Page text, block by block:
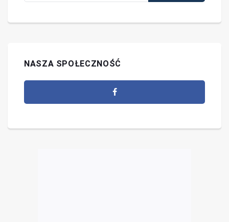
NASZA SPOŁECZNOŚĆ